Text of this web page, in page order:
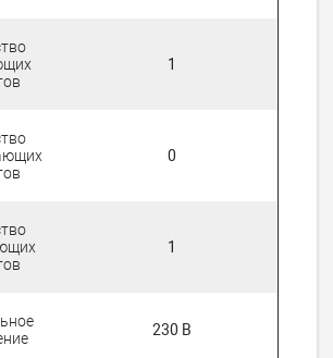
1
0
1
230 В